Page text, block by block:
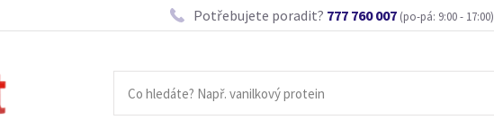
Potřebujete poradit? 777 760 007 (po-pá: 9:00 - 17:00)